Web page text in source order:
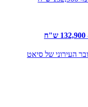
העירוני של סיאט